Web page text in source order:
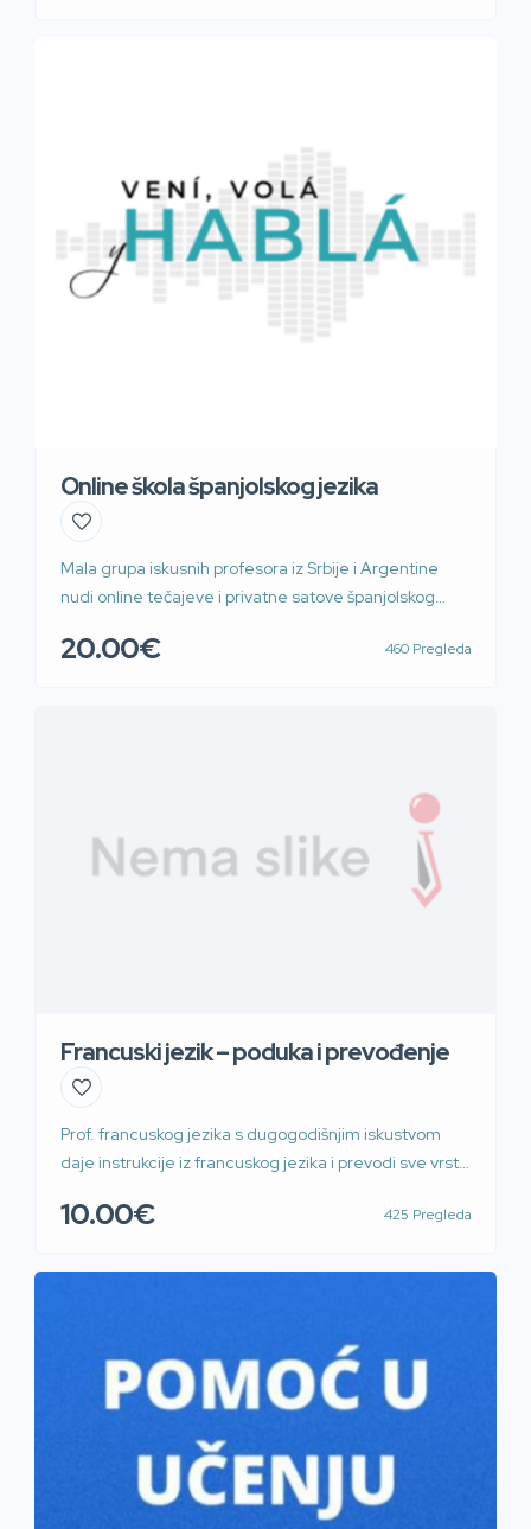
Online škola španjolskog jezika
Mala grupa iskusnih profesora iz Srbije i Argentine
nudi online tečajeve i privatne satove španjolskog
materijala i sličnih pogodnosti. Kontaktirajte nas za
20.00€ 460 Pregleda
Francuski jezik – poduka i prevođenje
Prof. francuskog jezika s dugogodišnjim iskustvom
daje instrukcije iz francuskog jezika i prevodi sve vrste
Dolazak na adresu ili drugo, po dogovoru.
10.00€ 425 Pregleda